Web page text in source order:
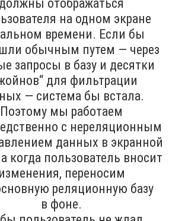
должны отображаться
на одном экране
времени. Если бы
обычным путем — через
запросы в базу и десятки
для фильтрации
— система бы встала.
Поэтому мы работаем
с нереляционным
данных в экранной
когда пользователь вносит
изменения, переносим
реляционную базу
в фоне.